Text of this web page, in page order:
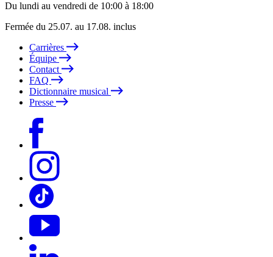
Du lundi au vendredi de 10:00 à 18:00
Fermée du 25.07. au 17.08. inclus
Carrières
Équipe
Contact
FAQ
Dictionnaire musical
Presse